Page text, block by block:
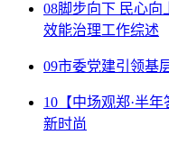
08脚步向下 民心
效能治理工作综述
09市委党建引领基
10 【中场观郑·半
新时尚